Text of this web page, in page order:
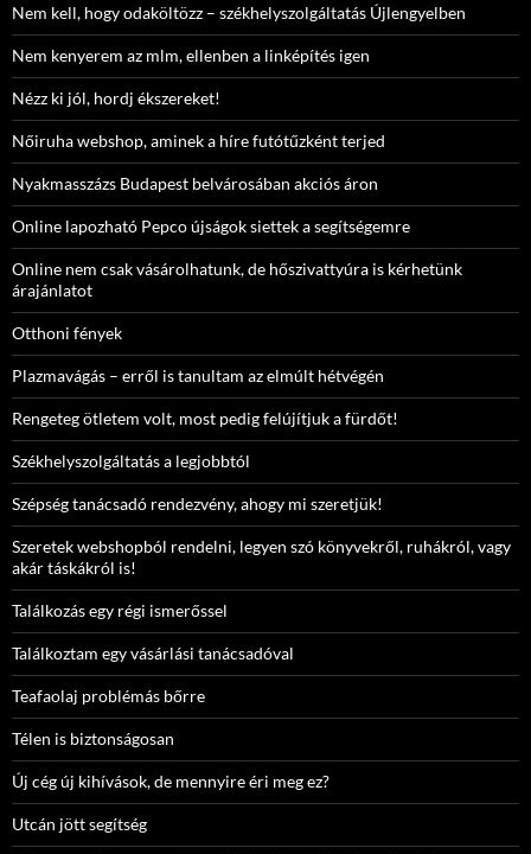
Nem kell, hogy odaköltözz – székhelyszolgáltatás Újlengyelben
Nem kenyerem az mlm, ellenben a linképítés igen
Nézz ki jól, hordj ékszereket!
Nőiruha webshop, aminek a híre futótűzként terjed
Nyakmasszázs Budapest belvárosában akciós áron
Online lapozható Pepco újságok siettek a segítségemre
Online nem csak vásárolhatunk, de hőszivattyúra is kérhetünk
árajánlatot
Otthoni fények
Plazmavágás – erről is tanultam az elmúlt hétvégén
Rengeteg ötletem volt, most pedig felújítjuk a fürdőt!
Székhelyszolgáltatás a legjobbtól
Szépség tanácsadó rendezvény, ahogy mi szeretjük!
Szeretek webshopból rendelni, legyen szó könyvekről, ruhákról, vagy
akár táskákról is!
Találkozás egy régi ismerőssel
Találkoztam egy vásárlási tanácsadóval
Teafaolaj problémás bőrre
Télen is biztonságosan
Új cég új kihívások, de mennyire éri meg ez?
Utcán jött segítség